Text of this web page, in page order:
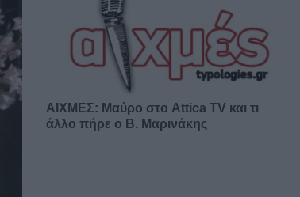
ΑΙΧΜΕΣ: Μαύρο στο Attica TV και τι
άλλο πήρε ο Β. Μαρινάκης